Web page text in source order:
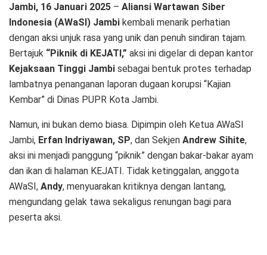
Jambi, 16 Januari 2025 – Aliansi Wartawan Siber
Indonesia (AWaSI) Jambi kembali menarik perhatian
dengan aksi unjuk rasa yang unik dan penuh sindiran tajam.
Bertajuk “Piknik di KEJATI,” aksi ini digelar di depan kantor
Kejaksaan Tinggi Jambi sebagai bentuk protes terhadap
lambatnya penanganan laporan dugaan korupsi “Kajian
Kembar” di Dinas PUPR Kota Jambi.
Namun, ini bukan demo biasa. Dipimpin oleh Ketua AWaSI
Jambi, Erfan Indriyawan, SP, dan Sekjen Andrew Sihite,
aksi ini menjadi panggung “piknik” dengan bakar-bakar ayam
dan ikan di halaman KEJATI. Tidak ketinggalan, anggota
AWaSI, Andy, menyuarakan kritiknya dengan lantang,
mengundang gelak tawa sekaligus renungan bagi para
peserta aksi.